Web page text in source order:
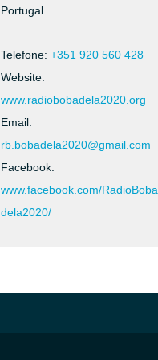
Portugal
Telefone: +351 920 560 428
Website:
www.radiobobadela2020.org
Email:
rb.bobadela2020@gmail.com
Facebook:
www.facebook.com/RadioBoba
dela2020/